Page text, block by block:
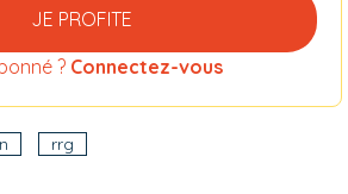
JE PROFITE
? Connectez-vous
rrg